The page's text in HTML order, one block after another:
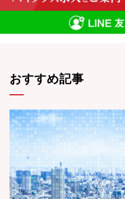
おすすめ記事